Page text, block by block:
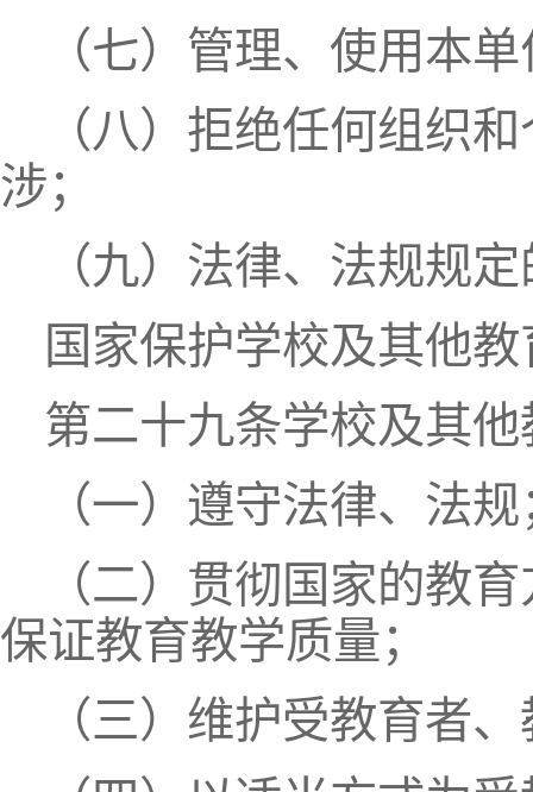
（七）管理、使用本
（八）拒绝任何组织
涉；
（九）法律、法规规
国家保护学校及其他
第二十九条学校及其
（一）遵守法律、法
（二）贯彻国家的教
保证教育教学质量；
（三）维护受教育者